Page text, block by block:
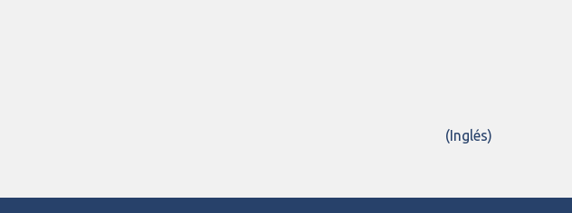
(Inglés)